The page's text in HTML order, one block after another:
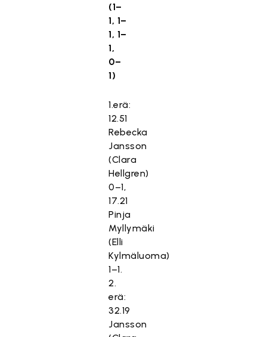
(1–
1, 1–
1, 1–
1,
0–
1)
1.erä:
12.51
Rebecka
Jansson
(Clara
Hellgren)
0–1,
17.21
Pinja
Myllymäki
(Elli
Kylmäluoma)
1–1.
2.
erä:
32.19
Jansson